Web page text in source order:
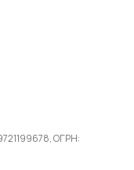
ОГРН: